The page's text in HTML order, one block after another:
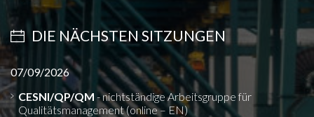
DIE NÄCHSTEN SITZUNGEN
07/09/2026
CESNI/QP/QM - nichtständige Arbeitsgruppe für
Qualitätsmanagement (online – EN)